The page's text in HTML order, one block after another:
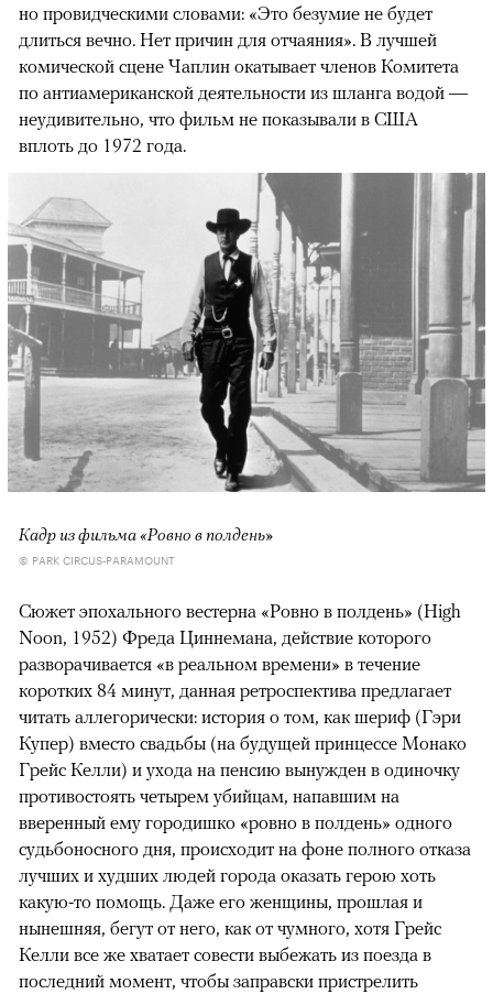
но провидческими словами: «Это безумие не будет
длиться вечно. Нет причин для отчаяния». В лучшей
комической сцене Чаплин окатывает членов Комитета
по антиамериканской деятельности из шланга водой —
неудивительно, что фильм не показывали в США
вплоть до 1972 года.
Кадр из фильма «Ровно в полдень»
© PARK CIRCUS-PARAMOUNT
Сюжет эпохального вестерна «Ровно в полдень» (High
Noon, 1952) Фреда Циннемана, действие которого
разворачивается «в реальном времени» в течение
коротких 84 минут, данная ретроспектива предлагает
читать аллегорически: история о том, как шериф (Гэри
Купер) вместо свадьбы (на будущей принцессе Монако
Грейс Келли) и ухода на пенсию вынужден в одиночку
противостоять четырем убийцам, напавшим на
вверенный ему городишко «ровно в полдень» одного
судьбоносного дня, происходит на фоне полного отказа
лучших и худших людей города оказать герою хоть
какую-то помощь. Даже его женщины, прошлая и
нынешняя, бегут от него, как от чумного, хотя Грейс
Келли все же хватает совести выбежать из поезда в
последний момент, чтобы заправски пристрелить